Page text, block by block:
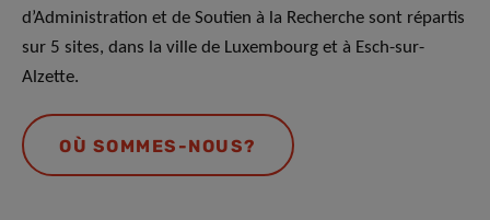
d’Administration et de Soutien à la Recherche sont répartis
sur 5 sites, dans la ville de Luxembourg et à Esch-sur-
Alzette.
OÙ SOMMES-NOUS?